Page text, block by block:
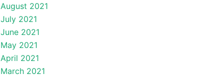
August 2021
July 2021
June 2021
May 2021
April 2021
March 2021